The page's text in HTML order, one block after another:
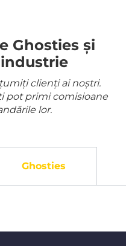
Ghosties și
clienți ai noștri.
pot primi comisioane
lor.
Ghosties